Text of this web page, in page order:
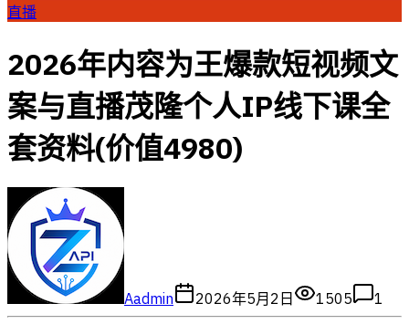
直播
2026年内容为王爆款短视频文
案与直播茂隆个人IP线下课全
套资料(价值4980)
Aadmin 2026年5月2日 1505 1